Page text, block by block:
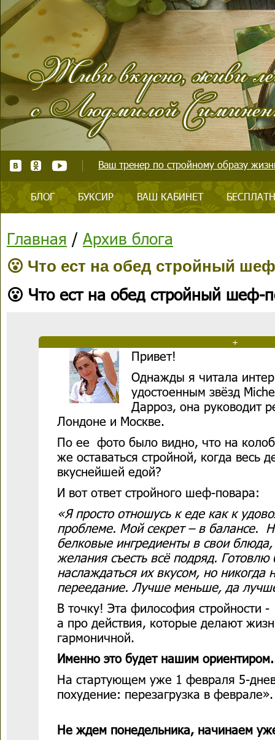
Ваш тренер по стройному образу
БЛОГ БУКСИР ВАШ КАБИНЕТ
Главная / Архив блога
😮 Что ест на обед стройный
😮 Что ест на обед стройный шеф-
+
Привет!
Однажды я читала
удостоенным звёзд
Дарроз, она руководит
Лондоне и Москве.
По ее фото было видно, что на
же оставаться стройной, когда весь
вкуснейшей едой?
И вот ответ стройного шеф-повара:
«Я просто отношусь к еде как к
проблеме. Мой секрет – в балансе.
белковые ингредиенты в свои
желания съесть всё подряд.
наслаждаться их вкусом, но
переедание. Лучше меньше, да
В точку! Эта философия стройности
а про действия, которые делают
гармоничной.
Именно это будет нашим
На стартующем уже 1 февраля 5-
похудение: перезагрузка в феврале».
Не ждем понедельника, начинаем